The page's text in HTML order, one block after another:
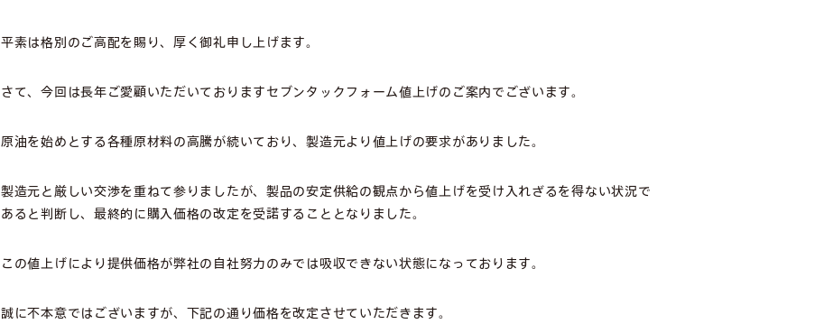
平素は格別のご高配を賜り、厚く御礼申し上げます。
さて、今回は長年ご愛顧いただいておりますセブンタックフォーム値上げのご案内でございます。
原油を始めとする各種原材料の高騰が続いており、製造元より値上げの要求がありました。
製造元と厳しい交渉を重ねて参りましたが、製品の安定供給の観点から値上げを受け入れざるを得ない状況で
あると判断し、最終的に購入価格の改定を受諾することとなりました。
この値上げにより提供価格が弊社の自社努力のみでは吸収できない状態になっております。
誠に不本意ではございますが、下記の通り価格を改定させていただきます。